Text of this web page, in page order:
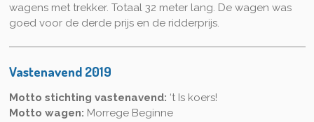
wagens met trekker. Totaal 32 meter lang. De wagen was
goed voor de derde prijs en de ridderprijs.
Vastenavend 2019
Motto stichting vastenavend: ‘t Is koers!
Motto wagen: Morrege Beginne